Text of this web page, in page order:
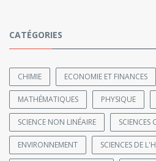
CATÉGORIES
CHIMIE ECONOMIE ET FINANCES
MATHÉMATIQUES PHYSIQUE
SCIENCE NON LINÉAIRE SCIENCES
ENVIRONNEMENT SCIENCES DE